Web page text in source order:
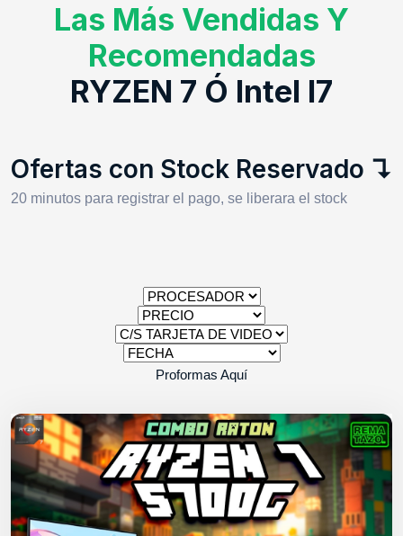
Las Más Vendidas Y
Recomendadas
RYZEN 7 Ó Intel I7
Ofertas con Stock Reservado ↴
20 minutos para registrar el pago, se liberara el stock
Proformas Aquí